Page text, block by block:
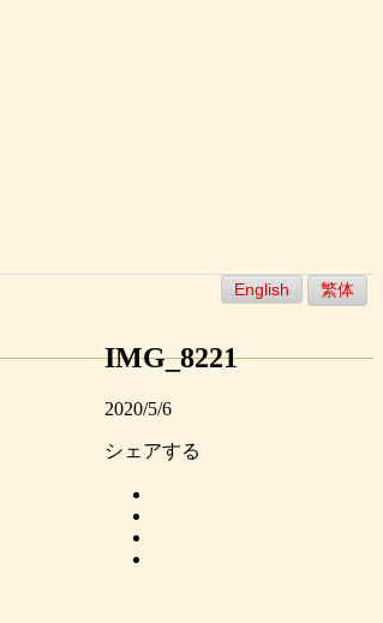
English 繁体
IMG_8221
2020/5/6
シェアする